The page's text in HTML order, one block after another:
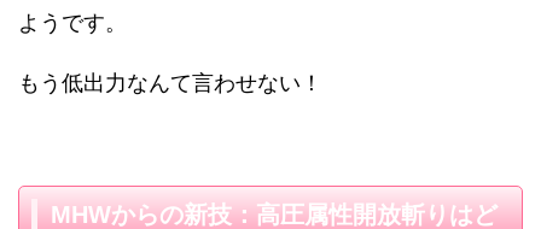
ようです。
もう低出力なんて言わせない！
MHWからの新技：高圧属性開放斬りはど